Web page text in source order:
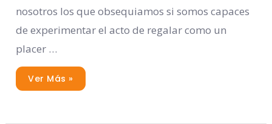
nosotros los que obsequiamos si somos capaces
de experimentar el acto de regalar como un
placer …
Ver Más »